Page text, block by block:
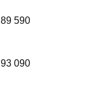
89 590
93 090